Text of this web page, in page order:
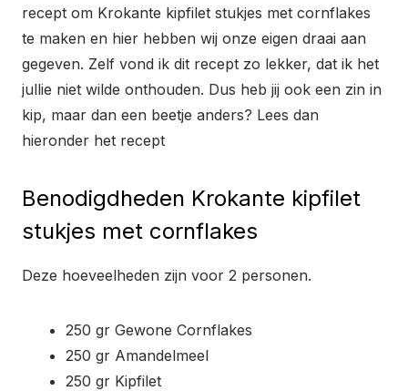
recept om Krokante kipfilet stukjes met cornflakes
te maken en hier hebben wij onze eigen draai aan
gegeven. Zelf vond ik dit recept zo lekker, dat ik het
jullie niet wilde onthouden. Dus heb jij ook een zin in
kip, maar dan een beetje anders? Lees dan
hieronder het recept
Benodigdheden Krokante kipfilet
stukjes met cornflakes
Deze hoeveelheden zijn voor 2 personen.
250 gr Gewone Cornflakes
250 gr Amandelmeel
250 gr Kipfilet